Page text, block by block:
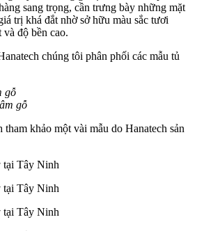
sang trọng, cần trưng bày những mặt
trị khá đắt nhờ sở hữu màu sắc tươi
và độ bền cao.
chúng tôi phân phối các mẫu tủ
gỗ
gỗ
khảo một vài mẫu do Hanatech sản